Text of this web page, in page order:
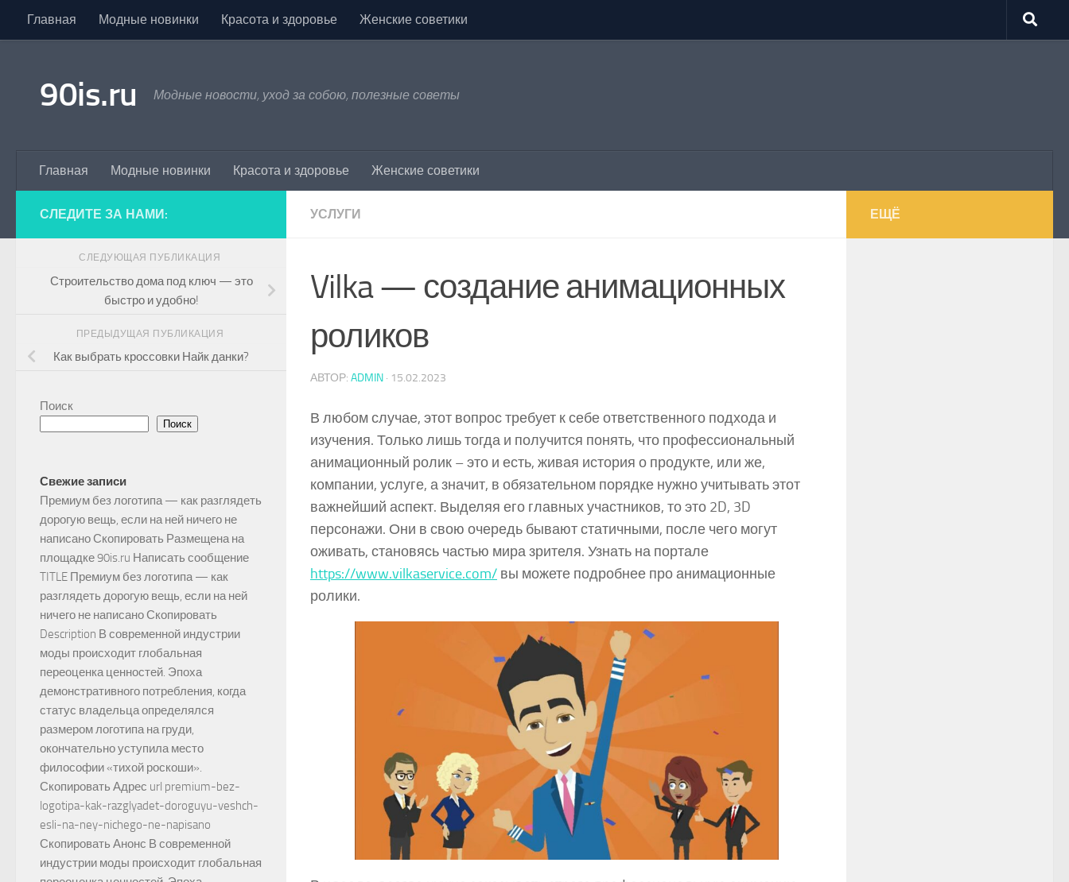
Skip to content
Главная Модные новинки Красота и здоровье Женские советики
90is.ru Модные новости, уход за собою, полезные советы
Главная Модные новинки Красота и здоровье Женские советики
УСЛУГИ
Vilka — создание анимационных
роликов
АВТОР: ADMIN · 15.02.2023
В любом случае, этот вопрос требует к себе ответственного подхода и
изучения. Только лишь тогда и получится понять, что профессиональный
анимационный ролик – это и есть, живая история о продукте, или же,
компании, услуге, а значит, в обязательном порядке нужно учитывать этот
важнейший аспект. Выделяя его главных участников, то это 2D, 3D
персонажи. Они в свою очередь бывают статичными, после чего могут
оживать, становясь частью мира зрителя. Узнать на портале
https://www.vilkaservice.com/ вы можете подробнее про анимационные
ролики.
СЛЕДИТЕ ЗА НАМИ:
СЛЕДУЮЩАЯ ПУБЛИКАЦИЯ
Строительство дома под ключ — это
быстро и удобно!
ПРЕДЫДУЩАЯ ПУБЛИКАЦИЯ
Как выбрать кроссовки Найк данки?
Поиск
Поиск
Свежие записи
Премиум без логотипа — как разглядеть
дорогую вещь, если на ней ничего не
написано Скопировать Размещена на
площадке 90is.ru Написать сообщение
TITLE Премиум без логотипа — как
разглядеть дорогую вещь, если на ней
ничего не написано Скопировать
Description В современной индустрии
моды происходит глобальная
переоценка ценностей. Эпоха
демонстративного потребления, когда
статус владельца определялся
размером логотипа на груди,
окончательно уступила место
философии «тихой роскоши».
Скопировать Адрес url premium-bez-
logotipa-kak-razglyadet-doroguyu-veshch-
esli-na-ney-nichego-ne-napisano
Скопировать Анонс В современной
индустрии моды происходит глобальная
ЕЩЁ